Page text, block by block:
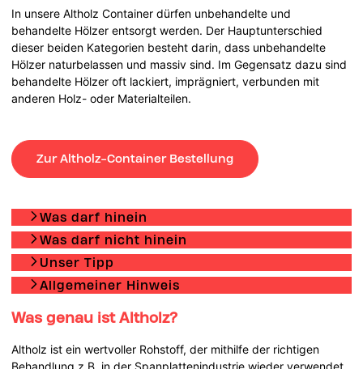
In unsere Altholz Container dürfen unbehandelte und
behandelte Hölzer entsorgt werden. Der Hauptunterschied
dieser beiden Kategorien besteht darin, dass unbehandelte
Hölzer naturbelassen und massiv sind. Im Gegensatz dazu sind
behandelte Hölzer oft lackiert, imprägniert, verbunden mit
anderen Holz- oder Materialteilen.
Zur Altholz-Container Bestellung
Was darf hinein
Was darf nicht hinein
Unser Tipp
Allgemeiner Hinweis
Was genau ist Altholz?
Altholz ist ein wertvoller Rohstoff, der mithilfe der richtigen
Behandlung z.B. in der Spanplattenindustrie wieder verwendet